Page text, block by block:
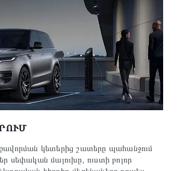
կետերից շատերը պահանջում
սեփական մալուխը, ուստի բոլոր